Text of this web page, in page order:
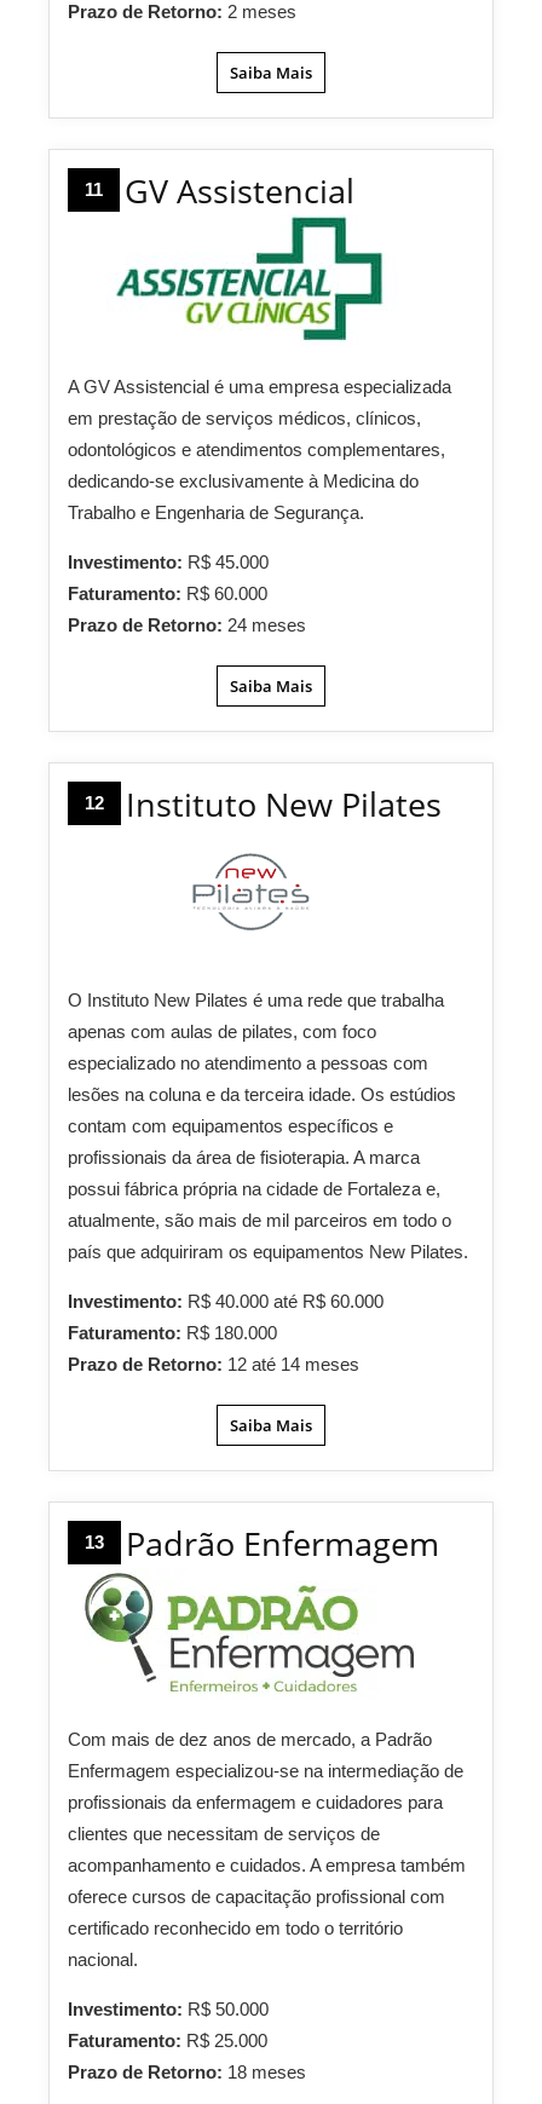
Prazo de Retorno: 2 meses
Saiba Mais
11 GV Assistencial
A GV Assistencial é uma empresa especializada
em prestação de serviços médicos, clínicos,
odontológicos e atendimentos complementares,
dedicando-se exclusivamente à Medicina do
Trabalho e Engenharia de Segurança.
Investimento: R$ 45.000
Faturamento: R$ 60.000
Prazo de Retorno: 24 meses
Saiba Mais
12 Instituto New Pilates
O Instituto New Pilates é uma rede que trabalha
apenas com aulas de pilates, com foco
especializado no atendimento a pessoas com
lesões na coluna e da terceira idade. Os estúdios
contam com equipamentos específicos e
profissionais da área de fisioterapia. A marca
possui fábrica própria na cidade de Fortaleza e,
atualmente, são mais de mil parceiros em todo o
país que adquiriram os equipamentos New Pilates.
Investimento: R$ 40.000 até R$ 60.000
Faturamento: R$ 180.000
Prazo de Retorno: 12 até 14 meses
Saiba Mais
13 Padrão Enfermagem
Com mais de dez anos de mercado, a Padrão
Enfermagem especializou-se na intermediação de
profissionais da enfermagem e cuidadores para
clientes que necessitam de serviços de
acompanhamento e cuidados. A empresa também
oferece cursos de capacitação profissional com
certificado reconhecido em todo o território
nacional.
Investimento: R$ 50.000
Faturamento: R$ 25.000
Prazo de Retorno: 18 meses